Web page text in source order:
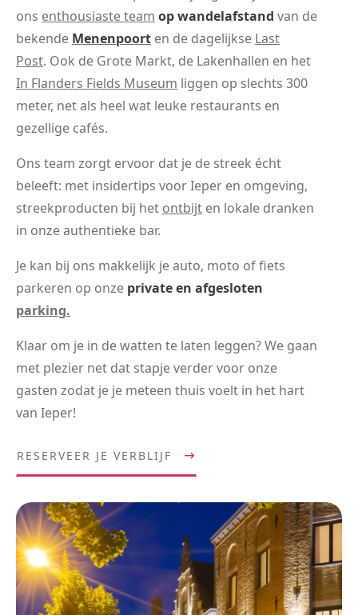
ons enthousiaste team op wandelafstand van de
bekende Menenpoort en de dagelijkse Last
Post. Ook de Grote Markt, de Lakenhallen en het
In Flanders Fields Museum liggen op slechts 300
meter, net als heel wat leuke restaurants en
gezellige cafés.
Ons team zorgt ervoor dat je de streek écht
beleeft: met insidertips voor Ieper en omgeving,
streekproducten bij het ontbijt en lokale dranken
in onze authentieke bar.
Je kan bij ons makkelijk je auto, moto of fiets
parkeren op onze private en afgesloten
parking.
Klaar om je in de watten te laten leggen? We gaan
met plezier net dat stapje verder voor onze
gasten zodat je je meteen thuis voelt in het hart
van Ieper!
RESERVEER JE VERBLIJF